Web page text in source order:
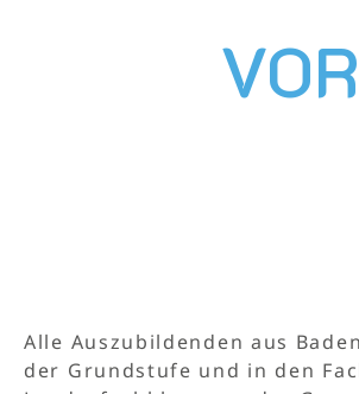
Alle Auszubildenden aus
der Grundstufe und in den